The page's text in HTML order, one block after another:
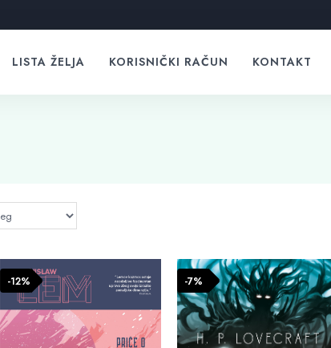
LISTA ŽELJA KORISNIČKI RAČUN KONTAKT
-12% -7%